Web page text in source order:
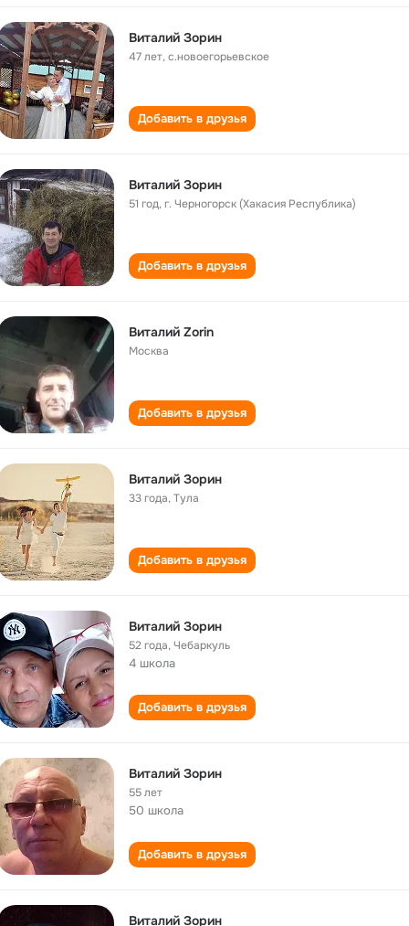
Виталий Зорин
47 лет,с.новоегорьевское
Добавить в друзья
Виталий Зорин
51 год,г. Черногорск (Хакасия Республика)
Добавить в друзья
Виталий Zorin
Москва
Добавить в друзья
Виталий Зорин
33 года,Тула
Добавить в друзья
Виталий Зорин
52 года,Чебаркуль
4 школа
Добавить в друзья
Виталий Зорин
55 лет
50 школа
Добавить в друзья
Виталий Зорин